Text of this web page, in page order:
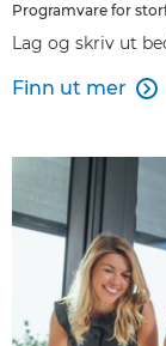
Programvare for
Lag og skriv ut
Finn ut mer 